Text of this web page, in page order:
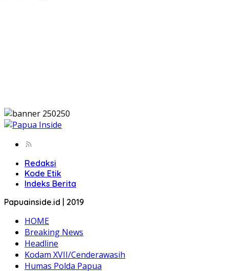
Redaksi
Kode Etik
Indeks Berita
Papuainside.id | 2019
HOME
Breaking News
Headline
Kodam XVII/Cenderawasih
Humas Polda Papua